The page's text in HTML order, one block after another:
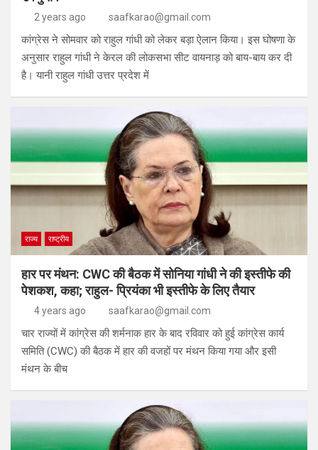
2 years ago saafkarao@gmail.com
कांग्रेस ने सोमवार को राहुल गांधी को लेकर बड़ा ऐलान किया। इस घोषणा के
अनुसार राहुल गांधी ने केरल की लोकसभा सीट वायनाड़ को बाय-बाय कर दी
है। यानी राहुल गांधी उत्तर प्रदेश में
राज्य राष्ट्रीय
हार पर मंथन: CWC की बैठक में सोनिया गांधी ने की इस्तीफे की
पेशकश, कहा; राहुल- प्रियंका भी इस्तीफे के लिए तैयार
4 years ago saafkarao@gmail.com
चार राज्यों में कांग्रेस की शर्मनाक हार के बाद रविवार को हुई कांग्रेस कार्य
समिति (CWC) की बैठक में हार की वजहों पर मंथन किया गया और इसी
मंथन के बीच